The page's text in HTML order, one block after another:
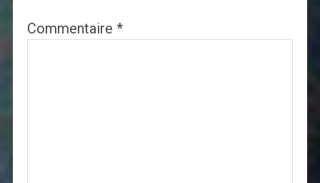
Commentaire *